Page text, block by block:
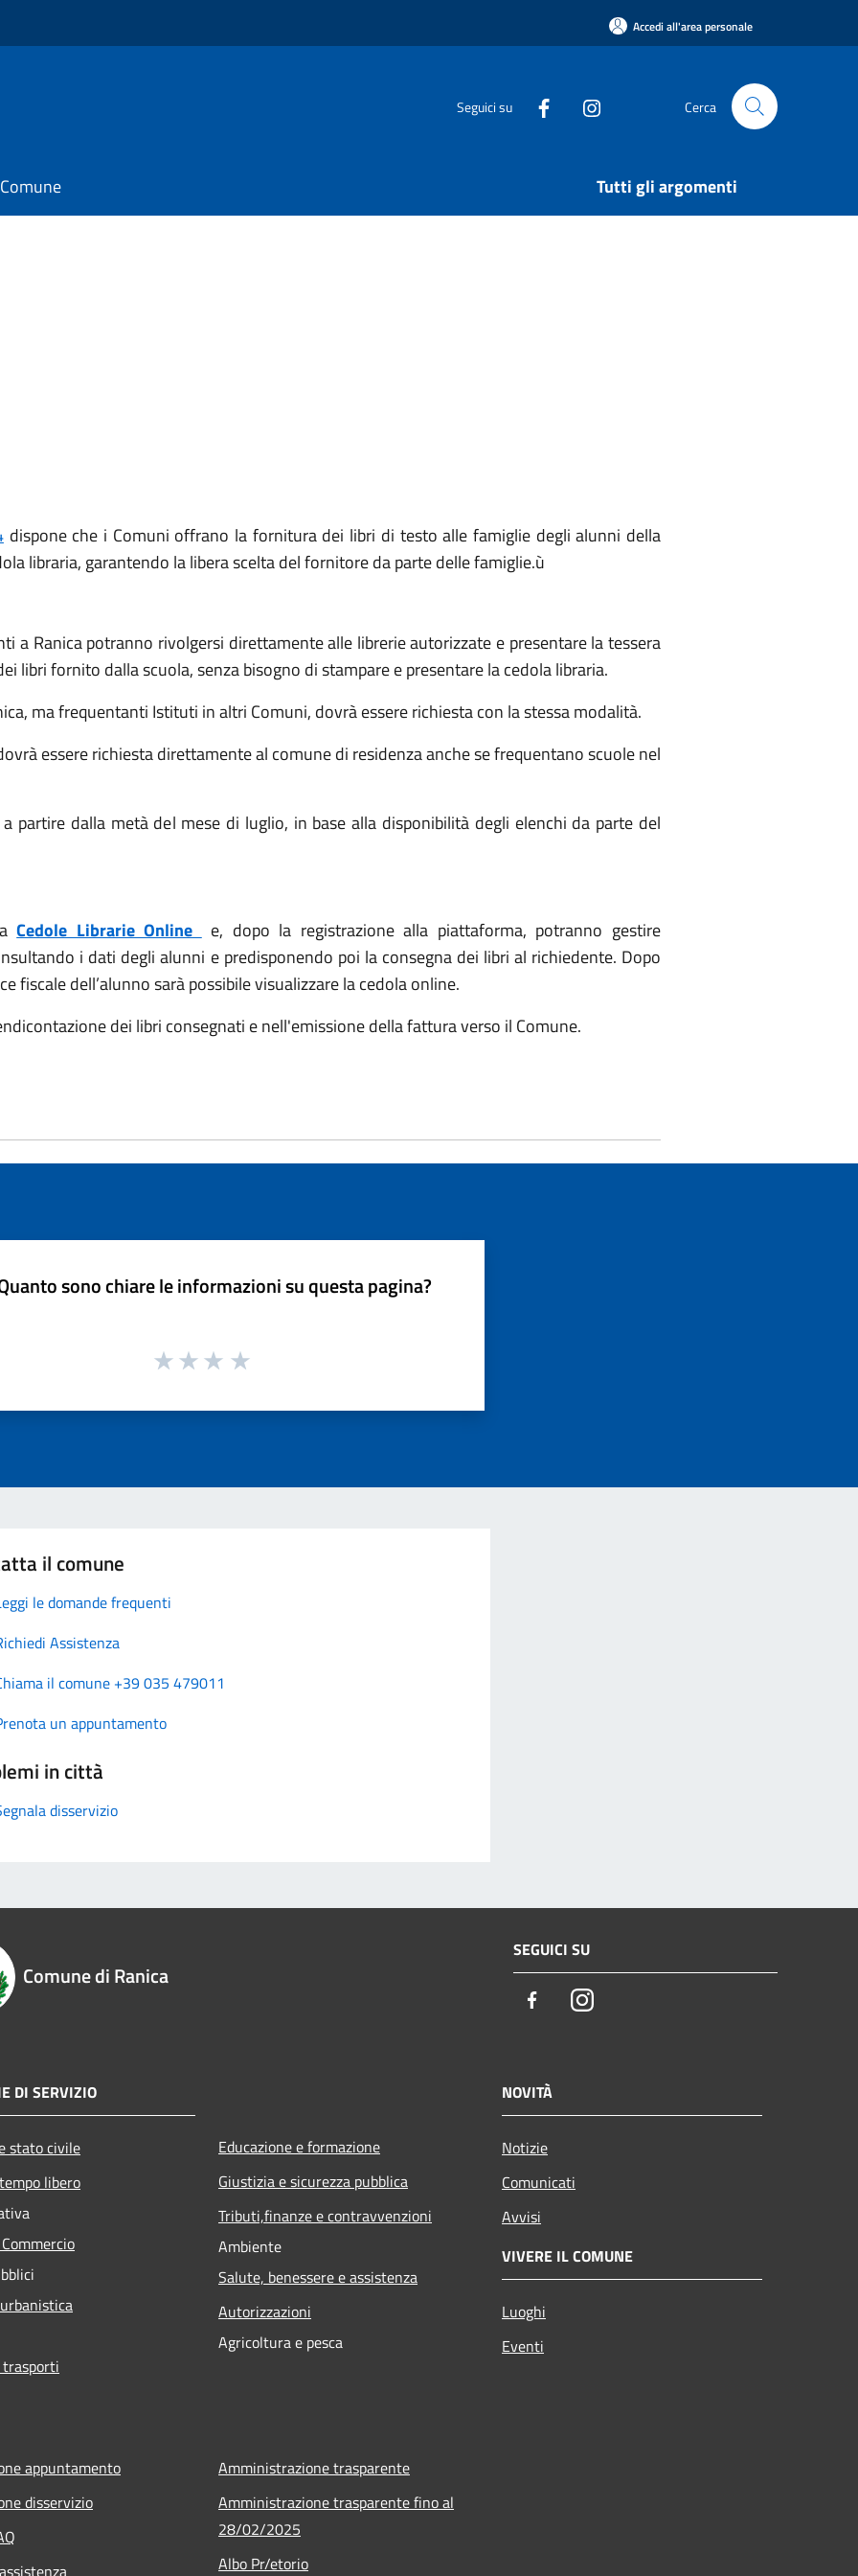
Accedi all'area personale
Seguici su Cerca
Tutti gli argomenti
dispone che i Comuni offrano la fornitura dei libri di testo alle famiglie degli alunni della
libraria, garantendo la libera scelta del fornitore da parte delle famiglie.ù
a Ranica potranno rivolgersi direttamente alle librerie autorizzate e presentare la tessera
libri fornito dalla scuola, senza bisogno di stampare e presentare la cedola libraria.
ma frequentanti Istituti in altri Comuni, dovrà essere richiesta con la stessa modalità.
essere richiesta direttamente al comune di residenza anche se frequentano scuole nel
partire dalla metà del mese di luglio, in base alla disponibilità degli elenchi da parte del
Cedole Librarie Online
e, dopo la registrazione alla piattaforma, potranno gestire
i dati degli alunni e predisponendo poi la consegna dei libri al richiedente. Dopo
fiscale dell’alunno sarà possibile visualizzare la cedola online.
dei libri consegnati e nell'emissione della fattura verso il Comune.
sono chiare le informazioni su questa pagina?
il comune
le domande frequenti
Assistenza
il comune +39 035 479011
un appuntamento
in città
disservizio
Comune di Ranica
SEGUICI SU
FacebookInstagram
DI SERVIZIO
stato civile
libero
Educazione e formazione
Giustizia e sicurezza pubblica
Tributi,finanze e contravvenzioni
Ambiente
Salute, benessere e assistenza
Autorizzazioni
Agricoltura e pesca
NOVITÀ
Notizie
Comunicati
Avvisi
VIVERE IL COMUNE
Luoghi
Eventi
appuntamento
disservizio
Amministrazione trasparente
Amministrazione trasparente fino al
28/02/2025
Albo Pr/etorio